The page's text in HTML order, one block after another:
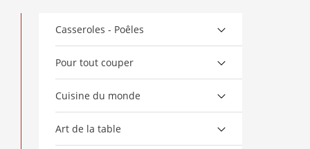
Casseroles - Poêles
Pour tout couper
Cuisine du monde
Art de la table